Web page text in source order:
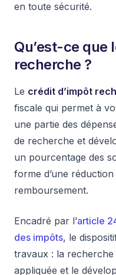
en toute sécurité.
Qu’est-ce que
recherche ?
Le crédit d’impôt
fiscale qui permet à
une partie des
de recherche et
un pourcentage des
forme d’une réduction
remboursement.
Encadré par l’article
des impôts, le
travaux : la
appliquée et le